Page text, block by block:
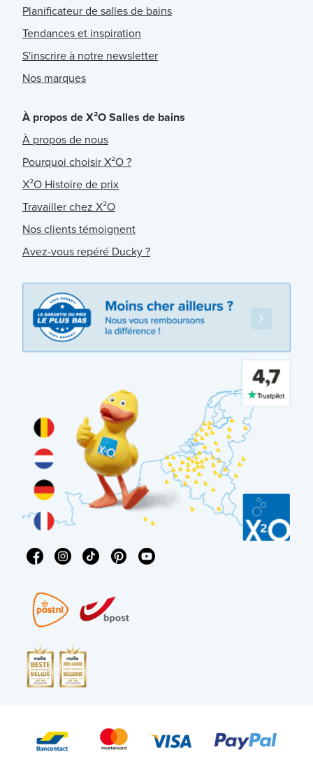
Planificateur de salles de bains
Tendances et inspiration
S'inscrire à notre newsletter
Nos marques
À propos de X²O Salles de bains
À propos de nous
Pourquoi choisir X²O ?
X²O Histoire de prix
Travailler chez X²O
Nos clients témoignent
Avez-vous repéré Ducky ?